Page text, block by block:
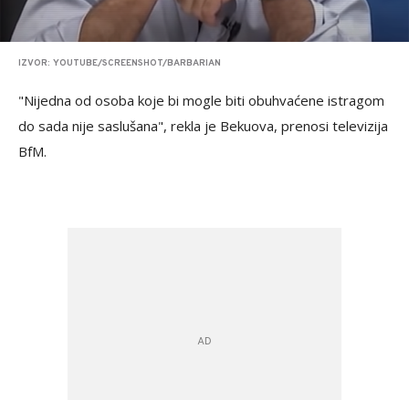
IZVOR: YOUTUBE/SCREENSHOT/BARBARIAN
"Nijedna od osoba koje bi mogle biti obuhvaćene istragom
do sada nije saslušana", rekla je Bekuova, prenosi televizija
BfM.